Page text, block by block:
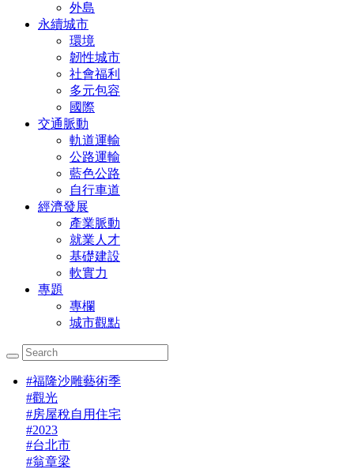
外島
永續城市
環境
韌性城市
社會福利
多元包容
國際
交通脈動
軌道運輸
公路運輸
藍色公路
自行車道
經濟發展
產業脈動
就業人才
基礎建設
軟實力
專題
專欄
城市觀點
#福隆沙雕藝術季
#觀光
#房屋稅自用住宅
#2023
#台北市
#翁章梁